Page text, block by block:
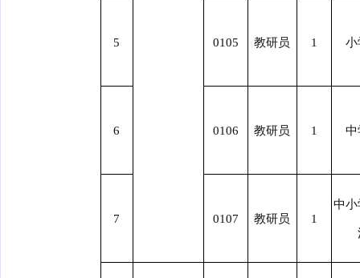
5 0105 教研员 1 小
6 0106 教研员 1 中
7 0107 教研员 1
中小